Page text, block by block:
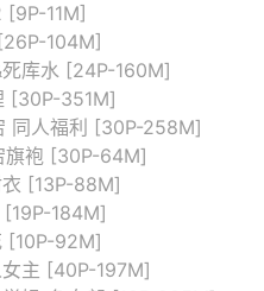
11M]
104M]
库水 [24P-160M]
[30P-351M]
同人福利 [30P-258M]
旗袍 [30P-64M]
[13P-88M]
[19P-184M]
[10P-92M]
主 [40P-197M]